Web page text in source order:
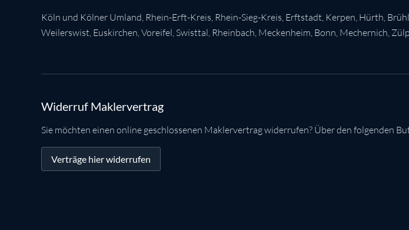
Köln und Kölner Umland, Rhein-Erft-Kreis, Rhein-Sieg-Kreis, Erftstadt, Kerpen, Hürth, Brühl
Weilerswist, Euskirchen, Voreifel, Swisttal, Rheinbach, Meckenheim, Bonn, Mechernich,
Widerruf Maklervertrag
Sie möchten einen online geschlossenen Maklervertrag widerrufen? Über den folgenden
Verträge hier widerrufen